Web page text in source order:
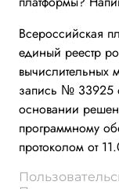
Всероссийская
единый реестр
вычислительных
запись № 33925
основании
программному
протоколом от